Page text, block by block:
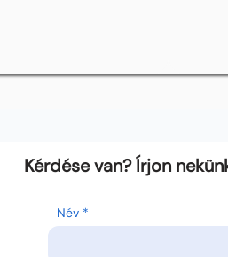
Kérdése van? Írjon
Név